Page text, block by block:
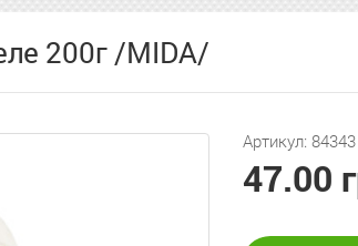
200г /MIDA/
Артикул: 84343
47.00